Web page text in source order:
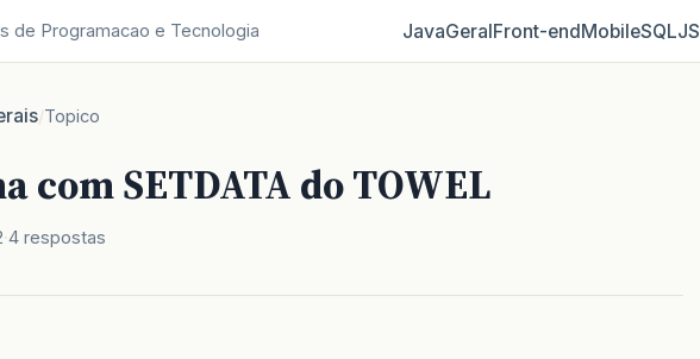
de Programacao e Tecnologia JavaGeralFront‑endMobileSQLJS
/Topico
com SETDATA do TOWEL
4 respostas